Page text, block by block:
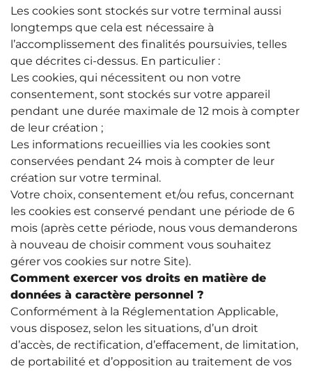
Les cookies sont stockés sur votre terminal aussi
longtemps que cela est nécessaire à
l’accomplissement des finalités poursuivies, telles
que décrites ci-dessus. En particulier :
Les cookies, qui nécessitent ou non votre
consentement, sont stockés sur votre appareil
pendant une durée maximale de 12 mois à compter
de leur création ;
Les informations recueillies via les cookies sont
conservées pendant 24 mois à compter de leur
création sur votre terminal.
Votre choix, consentement et/ou refus, concernant
les cookies est conservé pendant une période de 6
mois (après cette période, nous vous demanderons
à nouveau de choisir comment vous souhaitez
gérer vos cookies sur notre Site).
Comment exercer vos droits en matière de
données à caractère personnel ?
Conformément à la Réglementation Applicable,
vous disposez, selon les situations, d’un droit
d’accès, de rectification, d’effacement, de limitation,
de portabilité et d’opposition au traitement de vos